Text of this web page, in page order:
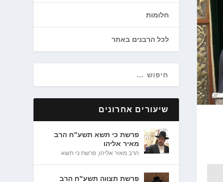
חלומות
לכל הרבנים באתר
שיעורים אחרונים
פרשת כי תשא תשע"ח הרב
מאיר אליהו
הרב מאיר אליהו,פרשת כי תשא
פרשת תצווה תשע"ח הרב